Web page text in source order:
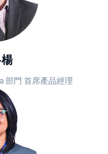
部門 首席產品經理